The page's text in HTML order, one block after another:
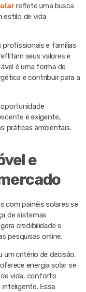
reflete uma busca
estilo de vida
profissionais e famílias
seus valores e
é uma forma de
e contribuir para a
e exigente,
práticas ambientais.
e
com painéis solares se
de sistemas
credibilidade e
pesquisas online.
um critério de decisão.
energia solar se
vida, conforto
Essa